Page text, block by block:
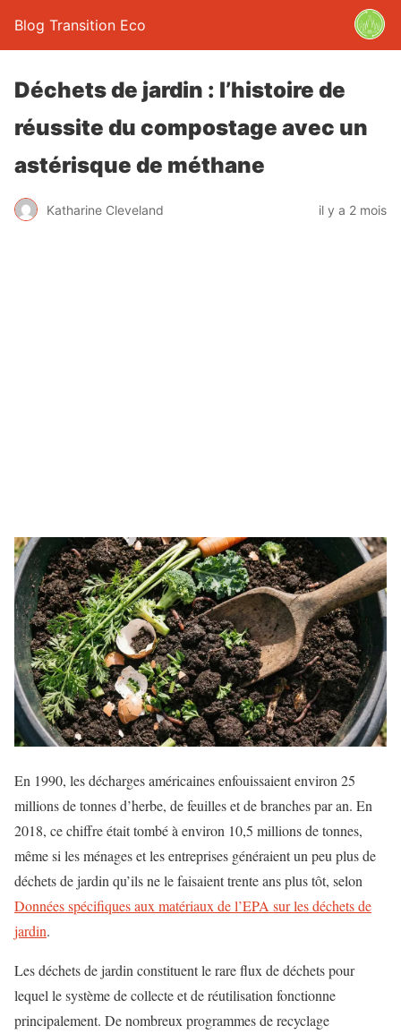
Blog Transition Eco
Déchets de jardin : l’histoire de
réussite du compostage avec un
astérisque de méthane
Katharine Cleveland il y a 2 mois
En 1990, les décharges américaines enfouissaient environ 25
millions de tonnes d’herbe, de feuilles et de branches par an. En
2018, ce chiffre était tombé à environ 10,5 millions de tonnes,
même si les ménages et les entreprises généraient un peu plus de
déchets de jardin qu’ils ne le faisaient trente ans plus tôt, selon
Données spécifiques aux matériaux de l’EPA sur les déchets de
jardin.
Les déchets de jardin constituent le rare flux de déchets pour
lequel le système de collecte et de réutilisation fonctionne
principalement. De nombreux programmes de recyclage